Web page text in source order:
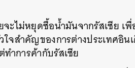
ะไม่หยุดซื้อน้ำมันจากรัสเซีย เ
ใจสำคัญของการต่างประเทศอิ
ำการค้ากับรัสเซีย
TWEET LINE EMAIL